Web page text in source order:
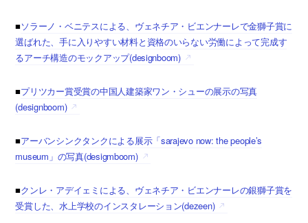
■ソラーノ・ベニテスによる、ヴェネチア・ビエンナーレで金獅子賞に
選ばれた、手に入りやすい材料と資格のいらない労働によって完成す
るアーチ構造のモックアップ(designboom)
■プリツカー賞受賞の中国人建築家ワン・シューの展示の写真
(designboom)
■アーバンシンクタンクによる展示「sarajevo now: the people’s
museum」の写真(desigmboom)
■クンレ・アデイェミによる、ヴェネチア・ビエンナーレの銀獅子賞を
受賞した、水上学校のインスタレーション(dezeen)